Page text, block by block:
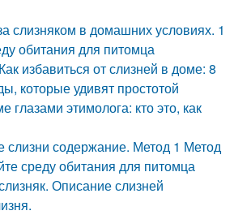
слизняком в домашних условиях. 1
обитания для питомца
избавиться от слизней в доме: 8
которые удивят простотой
глазами этимолога: кто это, как
слизни содержание. Метод 1 Метод
среду обитания для питомца
Описание слизней